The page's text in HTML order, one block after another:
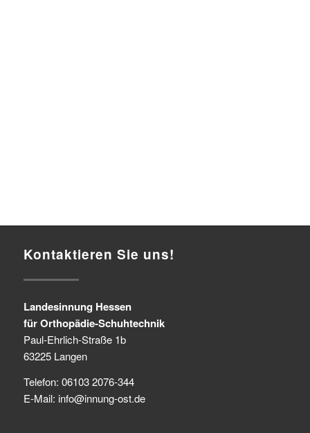
Kontaktieren Sie uns!
Landesinnung Hessen
für Orthopädie-Schuhtechnik
Paul-Ehrlich-Straße 1b
63225 Langen
Telefon: 06103 2076-344
E-Mail: info@innung-ost.de